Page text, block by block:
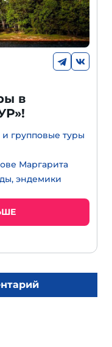
в
групповые туры
Маргарита
эндемики